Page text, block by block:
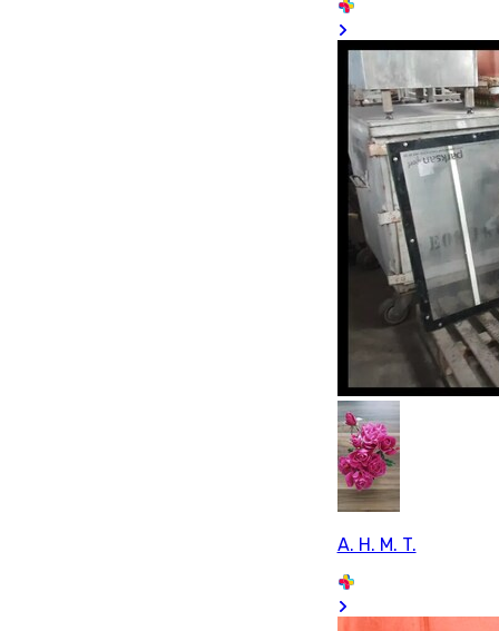
A. H. M. T.